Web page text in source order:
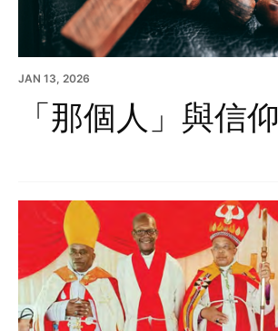
JAN 13, 2026
「那個人」與信仰